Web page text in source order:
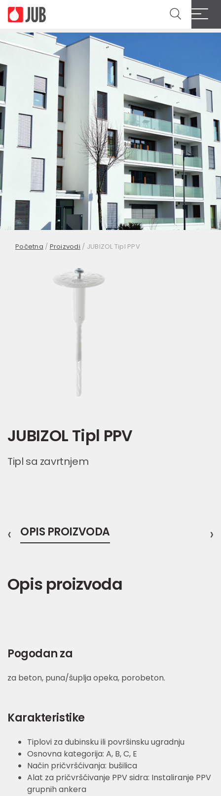
Početna / Proizvodi / JUBIZOL Tipl PPV
JUBIZOL Tipl PPV
Tipl sa zavrtnjem
OPIS PROIZVODA
‹ ›
Opis proizvoda
Pogodan za
za beton, puna/šuplja opeka, porobeton.
Karakteristike
Tiplovi za dubinsku ili površinsku ugradnju
Osnovna kategorija: A, B, C, E
Način pričvršćivanja: bušilica
Alat za pričvršćivanje PPV sidra: Instaliranje PPV
grupnih ankera